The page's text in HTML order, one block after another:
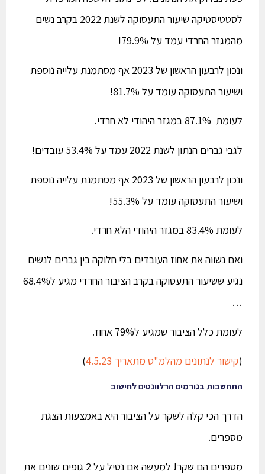
לסטטיסטיקה שיעור התעסוקה לשנת 2022 בקרב נשים
מהמגזר החרדי עמד על 79.9%!
ונכון לרבעון הראשון של 2023 אף מסתמנת עלייה נוספת
ושיעור התעסוקה עומד על 81.7%!
לעומת 87.1% במגזר היהודי לא חרדי.
לגבי גברים הנתון לשנת 2022 עמד על 53.4% עובדים!
ונכון לרבעון הראשון של 2023 אף מסתמנת עלייה נוספת
ושיעור התעסוקה עומד על 55.3%!
לעומת 83.4% במגזר היהודי הלא חרדי.
ואם נשווה את אחוז העובדים בלי חלוקה בין גברים לנשים
נגיע ששיעור התעסוקה בקרב הציבור החרדי מגיע ל68.4%
…
לעומת כלל הציבור שמגיע ל79% אחוז.
קישור לנתונים מהלמ"ס מתאריך 4.5.23 )
התחשבות בגורמים הרלוונטים לחישוב
הדרך הכי קלה לשקר על הציבור היא באמצעות הצגת
מספרים.
מספרים הם שקר! למעשה אם נטיל על 2 גופים שונים את